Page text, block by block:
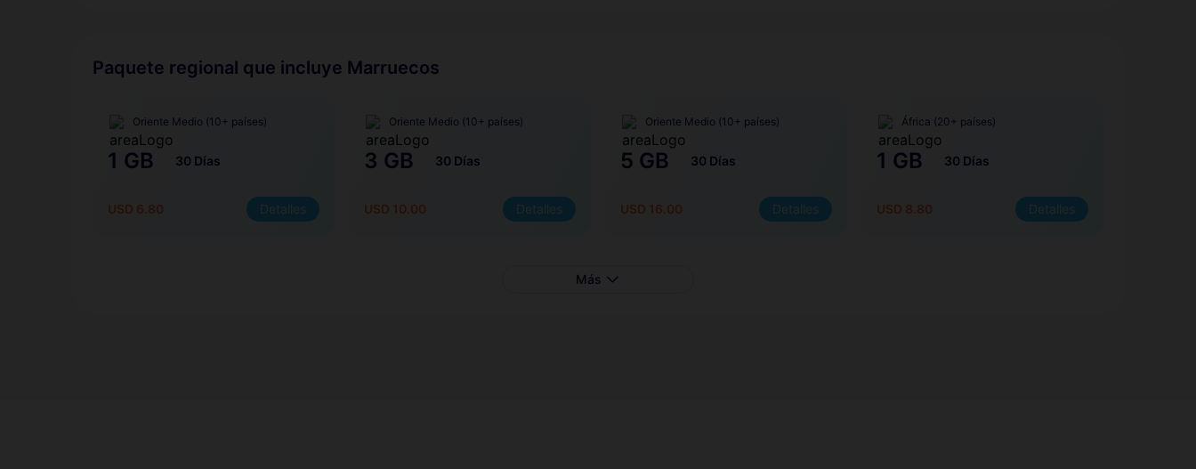
Paquete regional que incluye Marruecos
Oriente Medio (10+ países)
1 GB 30 Días
USD 6.80 Detalles
Oriente Medio (10+ países)
3 GB 30 Días
USD 10.00 Detalles
Oriente Medio (10+ países)
5 GB 30 Días
USD 16.00 Detalles
África (20+ países)
1 GB 30 Días
USD 8.80 Detalles
Más